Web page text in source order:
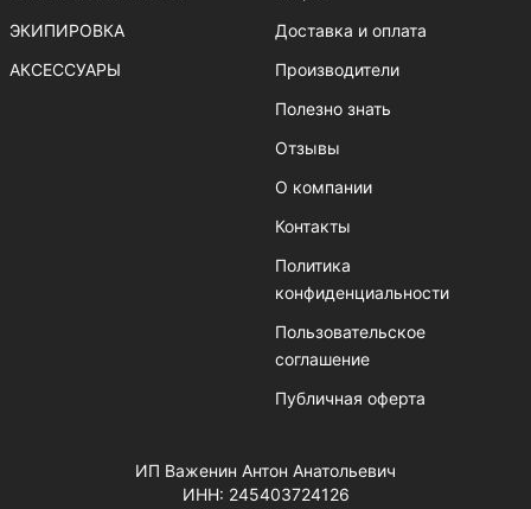
ЭКИПИРОВКА
АКСЕССУАРЫ
Доставка и оплата
Производители
Полезно знать
Отзывы
О компании
Контакты
Политика
конфиденциальности
Пользовательское
соглашение
Публичная оферта
ИП Важенин Антон Анатольевич
ИНН: 245403724126